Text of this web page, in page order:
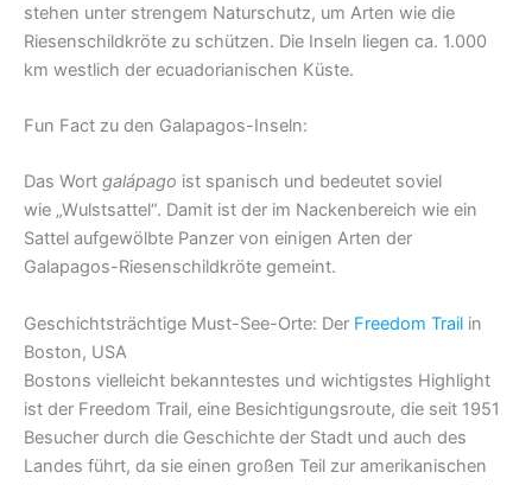
stehen unter strengem Naturschutz, um Arten wie die
Riesenschildkröte zu schützen. Die Inseln liegen ca. 1.000
km westlich der ecuadorianischen Küste.
Fun Fact zu den Galapagos-Inseln:
Das Wort galápago ist spanisch und bedeutet soviel
wie „Wulstsattel“. Damit ist der im Nackenbereich wie ein
Sattel aufgewölbte Panzer von einigen Arten der
Galapagos-Riesenschildkröte gemeint.
Geschichtsträchtige Must-See-Orte: Der Freedom Trail in
Boston, USA
Bostons vielleicht bekanntestes und wichtigstes Highlight
ist der Freedom Trail, eine Besichtigungsroute, die seit 1951
Besucher durch die Geschichte der Stadt und auch des
Landes führt, da sie einen großen Teil zur amerikanischen